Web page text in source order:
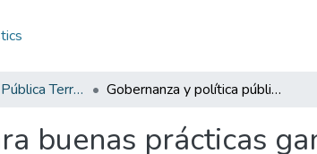
Administración Pública Territorial (APT) Gobernanza y política pública para buenas prácticas ganaderas (BPG), en la sabana centro de Cundinamarca
buenas prácticas